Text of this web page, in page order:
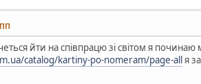
йти на співпрацю зі світом я
catalog/kartiny-po-nomeram/page-allя